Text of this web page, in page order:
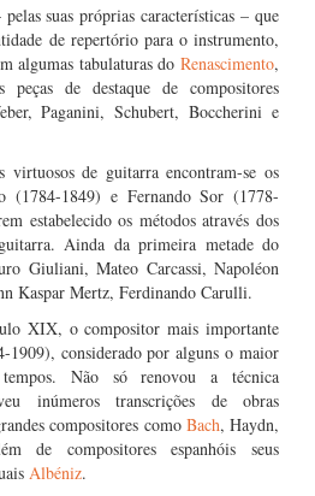
suas próprias características – que
de repertório para o instrumento,
algumas tabulaturas do Renascimento,
peças de destaque de compositores
Paganini, Schubert, Boccherini e
virtuosos de guitarra encontram-se os
(1784-1849) e Fernando Sor (1778-
estabelecido os métodos através dos
Ainda da primeira metade do
Giuliani, Mateo Carcassi, Napoléon
Kaspar Mertz, Ferdinando Carulli.
XIX, o compositor mais importante
1909), considerado por alguns o maior
Não só renovou a técnica
inúmeros transcrições de obras
compositores como Bach, Haydn,
de compositores espanhóis seus
Albéniz.